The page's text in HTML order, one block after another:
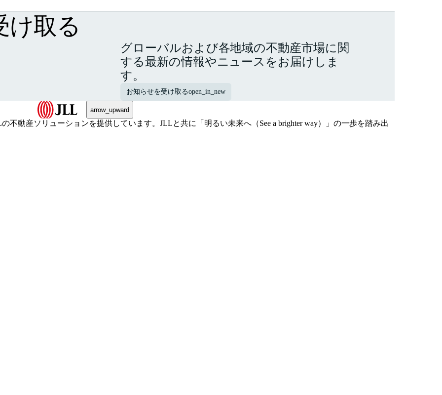
け取る
グローバルおよび各地域の不動産市場に関
する最新の情報やニュースをお届けしま
す。
お知らせを受け取るopen_in_new
arrow_upward
不動産ソリューションを提供しています。JLLと共に「明るい未来へ（See a brighter way）」の一歩を踏み出